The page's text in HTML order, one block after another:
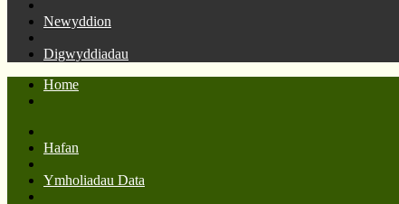
Newyddion
Digwyddiadau
Home
Hafan
Ymholiadau Data